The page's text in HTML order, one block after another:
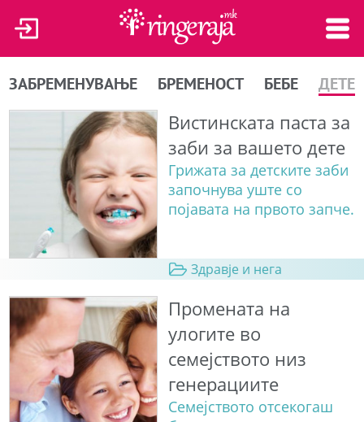
ЗАБРЕМЕНУВАЊЕ БРЕМЕНОСТ БЕБЕ ДЕТЕ
Вистинската паста за
заби за вашето дете
Грижата за детските заби
започнува уште со
појавата на првото запче.
Здравје и нега
Промената на
улогите во
семејството низ
генерациите
Семејството отсекогаш